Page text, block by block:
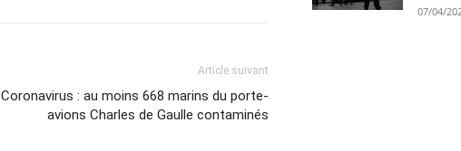
Article suivant
Coronavirus : au moins 668 marins du porte-
avions Charles de Gaulle contaminés
07/04/